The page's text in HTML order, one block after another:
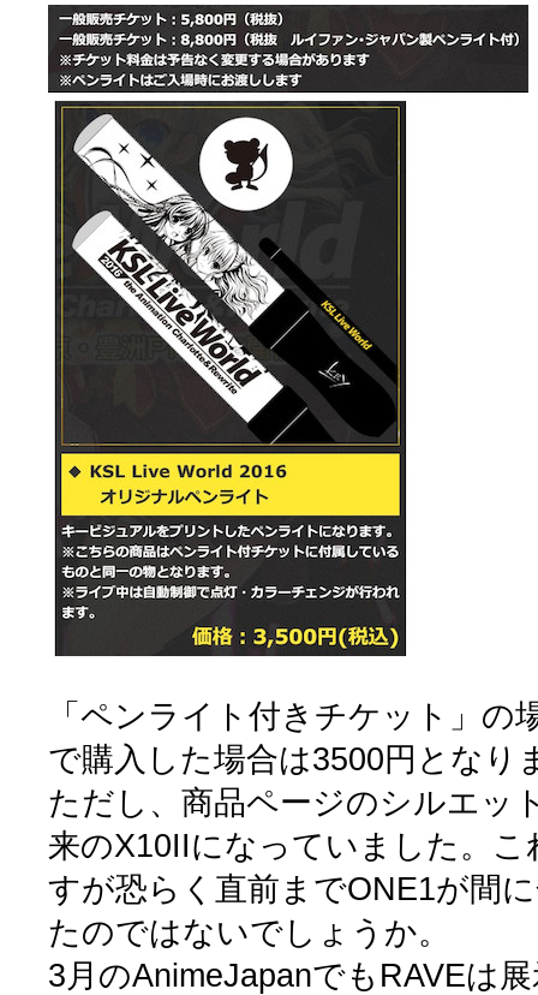
「ペンライト付きチケット」の
で購入した場合は3500円となり
ただし、商品ページのシルエッ
来のX10IIになっていました。こ
すが恐らく直前までONE1が間
たのではないでしょうか。
3月のAnimeJapanでもRAVEは